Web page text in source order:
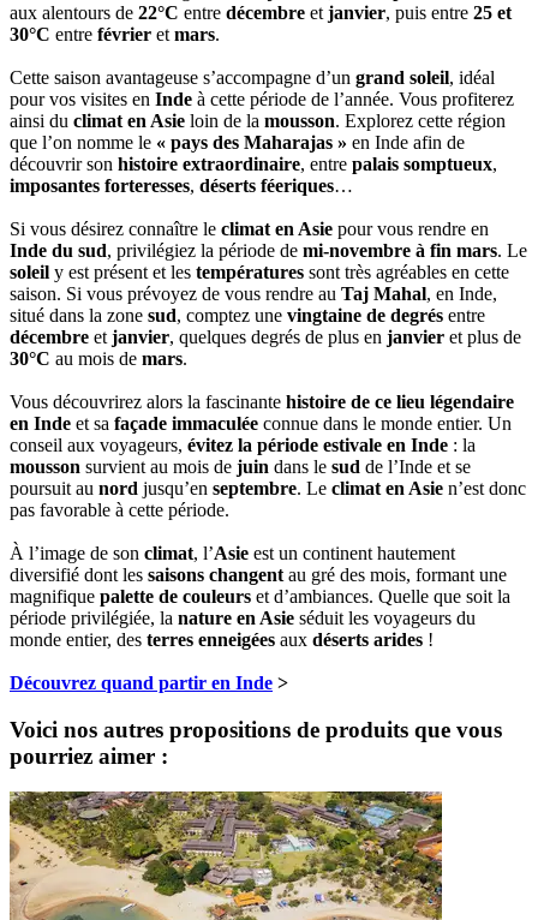
aux alentours de 22°C entre décembre et janvier, puis entre 25 et
30°C entre février et mars.
Cette saison avantageuse s’accompagne d’un grand soleil, idéal
pour vos visites en Inde à cette période de l’année. Vous profiterez
ainsi du climat en Asie loin de la mousson. Explorez cette région
que l’on nomme le « pays des Maharajas » en Inde afin de
découvrir son histoire extraordinaire, entre palais somptueux,
imposantes forteresses, déserts féeriques…
Si vous désirez connaître le climat en Asie pour vous rendre en
Inde du sud, privilégiez la période de mi-novembre à fin mars. Le
soleil y est présent et les températures sont très agréables en cette
saison. Si vous prévoyez de vous rendre au Taj Mahal, en Inde,
situé dans la zone sud, comptez une vingtaine de degrés entre
décembre et janvier, quelques degrés de plus en janvier et plus de
30°C au mois de mars.
Vous découvrirez alors la fascinante histoire de ce lieu légendaire
en Inde et sa façade immaculée connue dans le monde entier. Un
conseil aux voyageurs, évitez la période estivale en Inde : la
mousson survient au mois de juin dans le sud de l’Inde et se
poursuit au nord jusqu’en septembre. Le climat en Asie n’est donc
pas favorable à cette période.
À l’image de son climat, l’Asie est un continent hautement
diversifié dont les saisons changent au gré des mois, formant une
magnifique palette de couleurs et d’ambiances. Quelle que soit la
période privilégiée, la nature en Asie séduit les voyageurs du
monde entier, des terres enneigées aux déserts arides !
Découvrez quand partir en Inde >
Voici nos autres propositions de produits que vous
pourriez aimer :